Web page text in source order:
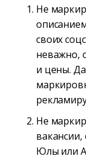
Не
своих
неважно,
и цены.
Не
Юлы или